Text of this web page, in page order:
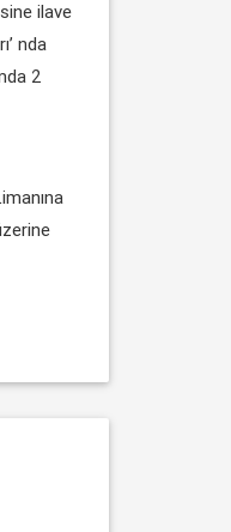
ilave
nda
2